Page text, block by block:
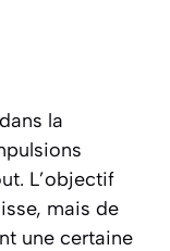
la
L’objectif
mais de
une certaine